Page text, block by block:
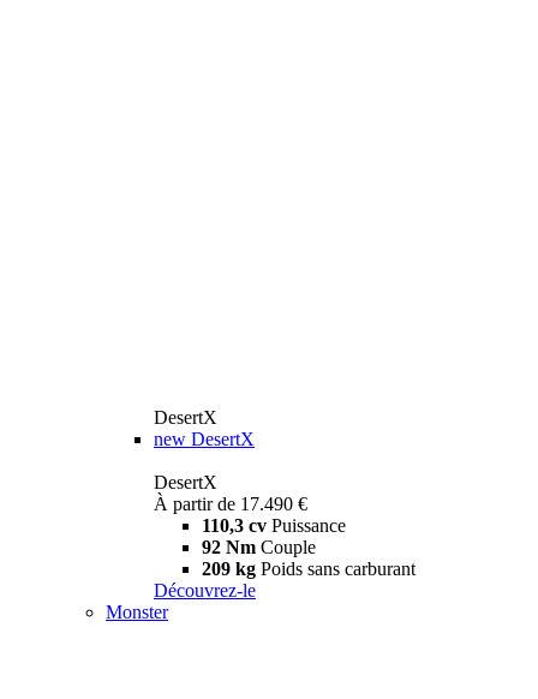
DesertX
new DesertX
DesertX
À partir de 17.490 €
110,3 cv Puissance
92 Nm Couple
209 kg Poids sans carburant
Découvrez-le
Monster